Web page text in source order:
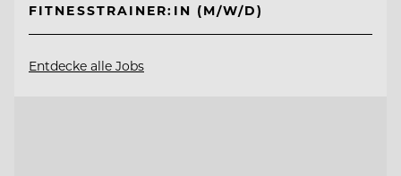
FITNESSTRAINER:IN (M/W/D)
Entdecke alle Jobs